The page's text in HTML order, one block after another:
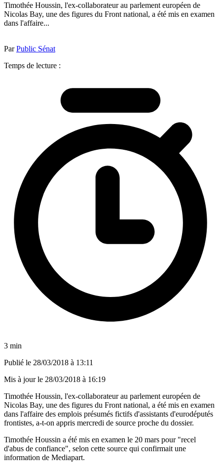
Timothée Houssin, l'ex-collaborateur au parlement européen de
Nicolas Bay, une des figures du Front national, a été mis en examen
dans l'affaire...
ParPublic Sénat
Temps de lecture :
3 min
Publié le 28/03/2018 à 13:11
Mis à jour le 28/03/2018 à 16:19
Timothée Houssin, l'ex-collaborateur au parlement européen de
Nicolas Bay, une des figures du Front national, a été mis en examen
dans l'affaire des emplois présumés fictifs d'assistants d'eurodéputés
frontistes, a-t-on appris mercredi de source proche du dossier.
Timothée Houssin a été mis en examen le 20 mars pour "recel
d'abus de confiance", selon cette source qui confirmait une
information de Mediapart.